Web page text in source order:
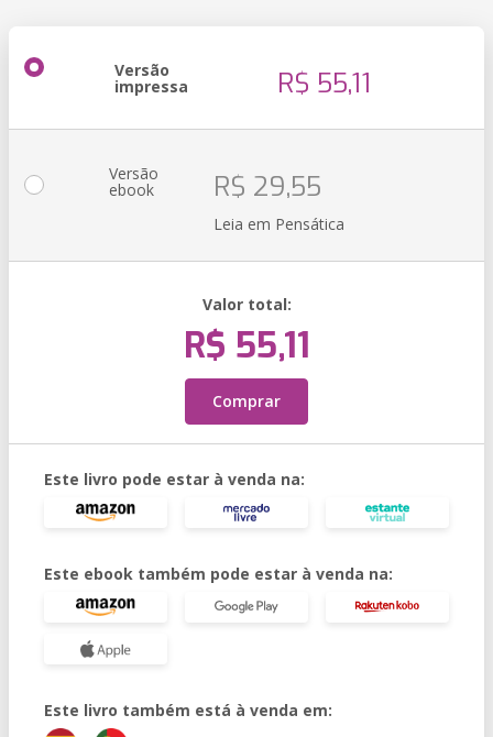
Versão
impressa R$ 55,11
Versão
ebook R$ 29,55
Leia em Pensática
Valor total:
R$ 55,11
Comprar
Este livro pode estar à venda na:
Este ebook também pode estar à venda na:
Este livro também está à venda em: